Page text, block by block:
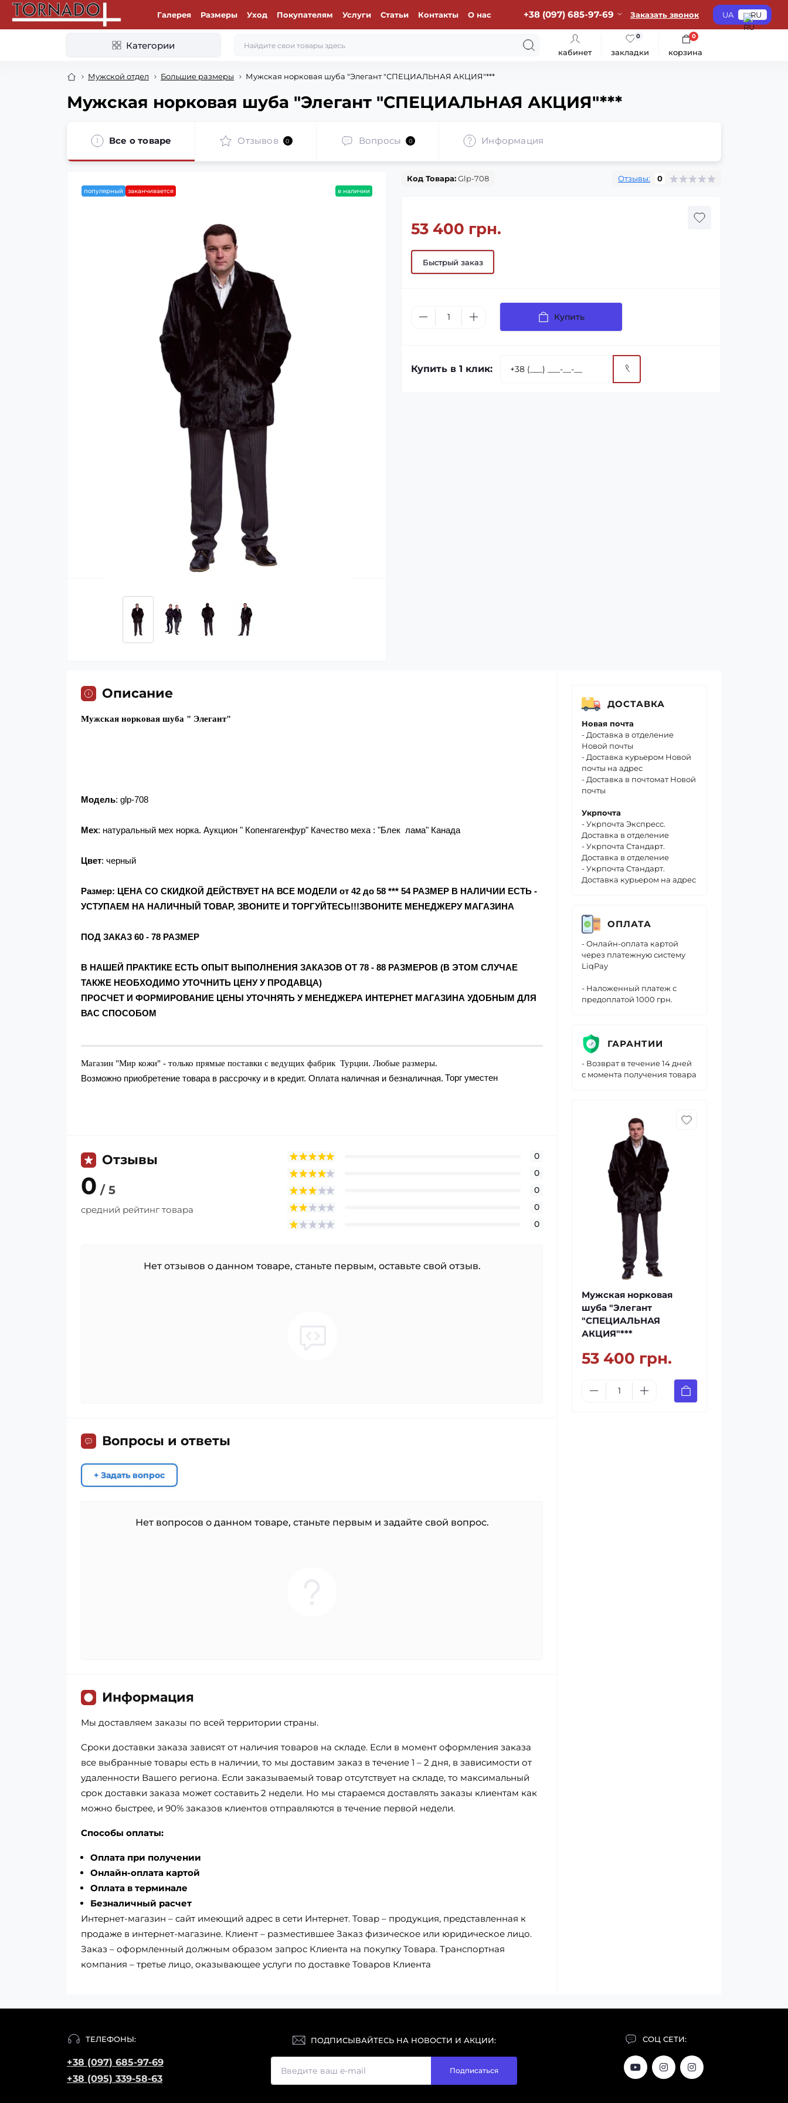
Галерея Размеры Уход Покупателям Услуги Статьи Контакты О нас +38 (097) 685-97-69 Заказать звонок UA RU
Категории
кабинет закладки
0
корзина
0
Мужской отдел Большие размеры Мужская норковая шуба "Элегант "СПЕЦИАЛЬНАЯ АКЦИЯ"***
Мужская норковая шуба "Элегант "СПЕЦИАЛЬНАЯ АКЦИЯ"***
Все о товаре Отзывов 0 Вопросы 0 Информация
популярный заканчивается в наличии
Код Товара:Glp-708 Отзывы: 0
53 400 грн.
Быстрый заказ
Купить
Купить в 1 клик:
Описание
Мужская норковая шуба " Элегант"
Модель: glp-708
Мех: натуральный мех норка. Аукцион " Копенгагенфур" Качество меха : "Блек лама" Канада
Цвет: черный
Размер: ЦЕНА СО СКИДКОЙ ДЕЙСТВУЕТ НА ВСЕ МОДЕЛИ от 42 до 58 *** 54 РАЗМЕР В НАЛИЧИИ ЕСТЬ -
УСТУПАЕМ НА НАЛИЧНЫЙ ТОВАР, ЗВОНИТЕ И ТОРГУЙТЕСЬ!!!ЗВОНИТЕ МЕНЕДЖЕРУ МАГАЗИНА
ПОД ЗАКАЗ 60 - 78 РАЗМЕР
В НАШЕЙ ПРАКТИКЕ ЕСТЬ ОПЫТ ВЫПОЛНЕНИЯ ЗАКАЗОВ ОТ 78 - 88 РАЗМЕРОВ (В ЭТОМ СЛУЧАЕ
ТАКЖЕ НЕОБХОДИМО УТОЧНИТЬ ЦЕНУ У ПРОДАВЦА)
ПРОСЧЕТ И ФОРМИРОВАНИЕ ЦЕНЫ УТОЧНЯТЬ У МЕНЕДЖЕРА ИНТЕРНЕТ МАГАЗИНА УДОБНЫМ ДЛЯ
ВАС СПОСОБОМ
Магазин "Мир кожи" - только прямые поставки с ведущих фабрик Турции. Любые размеры.
Возможно приобретение товара в рассрочку и в кредит. Оплата наличная и безналичная. Торг уместен
Отзывы
0 / 5
средний рейтинг товара
0
0
0
0
0
Нет отзывов о данном товаре, станьте первым, оставьте свой отзыв.
Вопросы и ответы
+ Задать вопрос
Нет вопросов о данном товаре, станьте первым и задайте свой вопрос.
Информация
Мы доставляем заказы по всей территории страны.
Сроки доставки заказа зависят от наличия товаров на складе. Если в момент оформления заказа
все выбранные товары есть в наличии, то мы доставим заказ в течение 1 – 2 дня, в зависимости от
удаленности Вашего региона. Если заказываемый товар отсутствует на складе, то максимальный
срок доставки заказа может составить 2 недели. Но мы стараемся доставлять заказы клиентам как
можно быстрее, и 90% заказов клиентов отправляются в течение первой недели.
Способы оплаты:
Оплата при получении
Онлайн-оплата картой
Оплата в терминале
Безналичный расчет
Интернет-магазин – сайт имеющий адрес в сети Интернет. Товар – продукция, представленная к
продаже в интернет-магазине. Клиент – разместившее Заказ физическое или юридическое лицо.
Заказ – оформленный должным образом запрос Клиента на покупку Товара. Транспортная
компания – третье лицо, оказывающее услуги по доставке Товаров Клиента
ДОСТАВКА
Новая почта
- Доставка в отделение
Новой почты
- Доставка курьером Новой
почты на адрес
- Доставка в почтомат Новой
почты
Укрпочта
- Укрпочта Экспресс.
Доставка в отделение
- Укрпочта Стандарт.
Доставка в отделение
- Укрпочта Стандарт.
Доставка курьером на адрес
ОПЛАТА
- Онлайн-оплата картой
через платежную систему
LiqPay
- Наложенный платеж с
предоплатой 1000 грн.
ГАРАНТИИ
- Возврат в течение 14 дней
с момента получения товара
Мужская норковая
шуба "Элегант
"СПЕЦИАЛЬНАЯ
АКЦИЯ"***
53 400 грн.
ТЕЛЕФОНЫ:
+38 (097) 685-97-69
+38 (095) 339-58-63
СОЦ СЕТИ:
ПОДПИСЫВАЙТЕСЬ НА НОВОСТИ И АКЦИИ:
Подписаться